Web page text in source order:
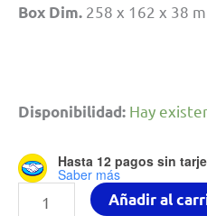
Box Dim. 258 x 162 x 38
Disponibilidad: Hay
Hasta 12 pagos sin
Saber más
Sd.Kfz.
Añadir al